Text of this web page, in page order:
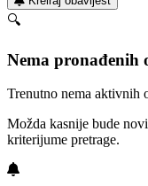
🔍
Nema pronađenih
Trenutno nema aktivnih
Možda kasnije bude
kriterijume pretrage.